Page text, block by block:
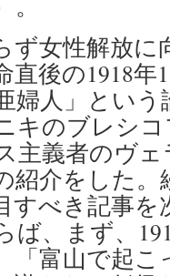
女性解放に
直後の1918年
婦人」とい
キのブレシ
主義者のヴ
紹介をした
すべき記事を
ば、まず、
「富山で起